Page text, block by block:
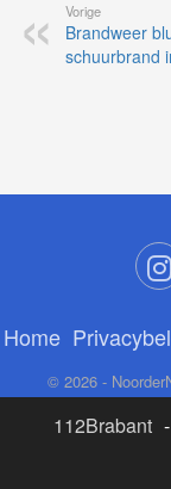
Vorige
Brandweer
schuurbrand
Home
© 2026 -
112Brabant -